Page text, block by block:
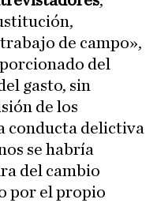
de campo»,
del
gasto, sin
de los
conducta delictiva
se habría
del cambio
por el propio